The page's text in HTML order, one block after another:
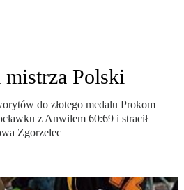
Polski
do złotego medalu Prokom
z Anwilem 60:69 i stracił
Zgorzelec